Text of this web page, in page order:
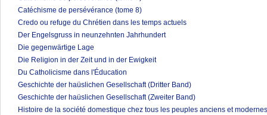
Catéchisme de persévérance (tome 8)
Credo ou refuge du Chrétien dans les temps actuels
Der Engelsgruss in neunzehnten Jahrhundert
Die gegenwärtige Lage
Die Religion in der Zeit und in der Ewigkeit
Du Catholicisme dans l'Éducation
Geschichte der haüslichen Gesellschaft (Dritter Band)
Geschichte der haüslichen Gesellschaft (Zweiter Band)
Histoire de la société domestique chez tous les peuples anciens et